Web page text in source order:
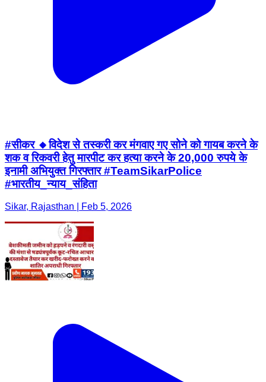
#सीकर 🔸विदेश से तस्करी कर मंगवाए गए सोने को गायब करने के
शक व रिकवरी हेतु मारपीट कर हत्या करने के 20,000 रुपये के
इनामी अभियुक्त गिरफ्तार #TeamSikarPolice
#भारतीय_न्याय_संहिता
Sikar, Rajasthan | Feb 5, 2026